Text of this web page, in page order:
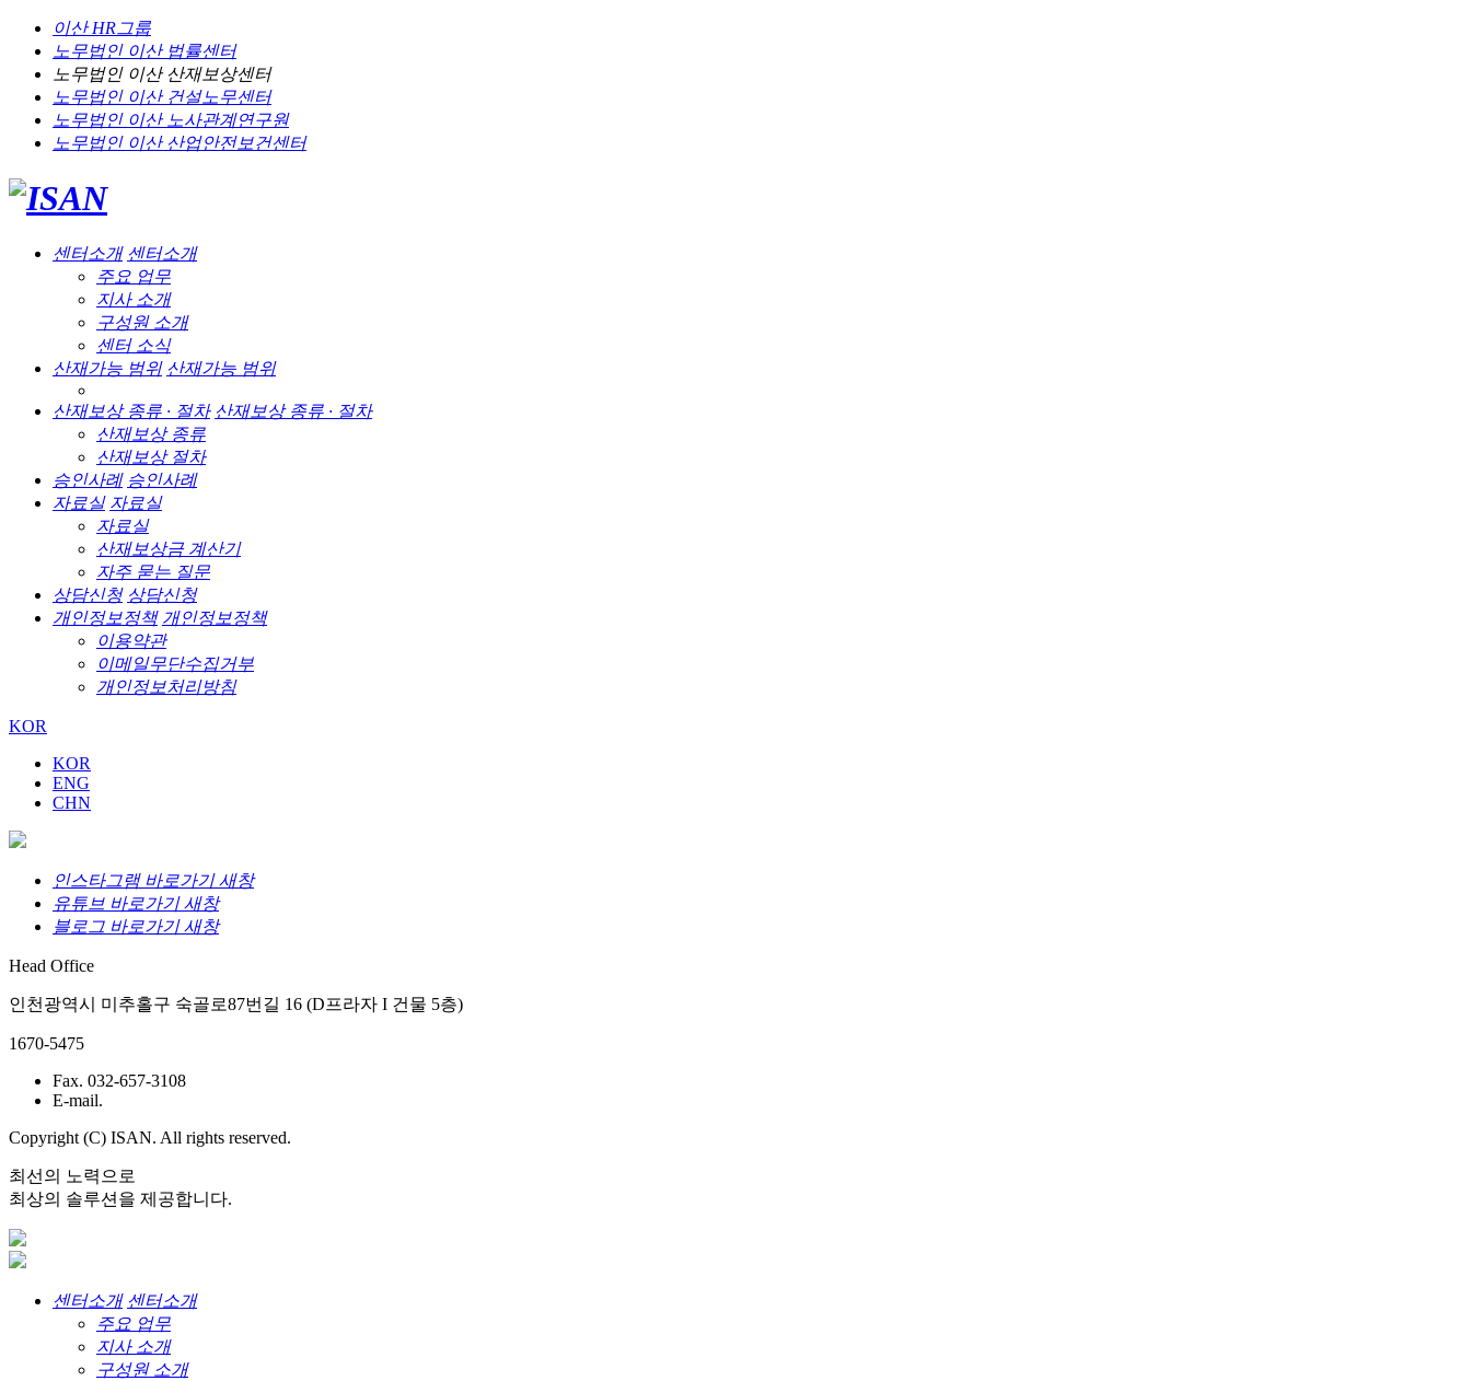
이산 HR그룹
노무법인 이산법률센터
노무법인 이산산재보상센터
노무법인 이산건설노무센터
노무법인 이산노사관계연구원
노무법인 이산산업안전보건센터
센터소개 센터소개
주요 업무
지사 소개
구성원 소개
센터 소식
산재가능 범위 산재가능 범위
산재보상 종류 · 절차 산재보상 종류 · 절차
산재보상 종류
산재보상 절차
승인사례 승인사례
자료실 자료실
자료실
산재보상금 계산기
자주 묻는 질문
상담신청 상담신청
개인정보정책 개인정보정책
이용약관
이메일무단수집거부
개인정보처리방침
KOR
KOR
ENG
CHN
인스타그램 바로가기 새창
유튜브 바로가기 새창
블로그 바로가기 새창
Head Office
인천광역시 미추홀구 숙골로87번길 16 (D프라자 I 건물 5층)
1670-5475
Fax. 032-657-3108
E-mail.
Copyright (C) ISAN. All rights reserved.
최선의 노력으로
최상의 솔루션을 제공합니다.
센터소개 센터소개
주요 업무
지사 소개
구성원 소개